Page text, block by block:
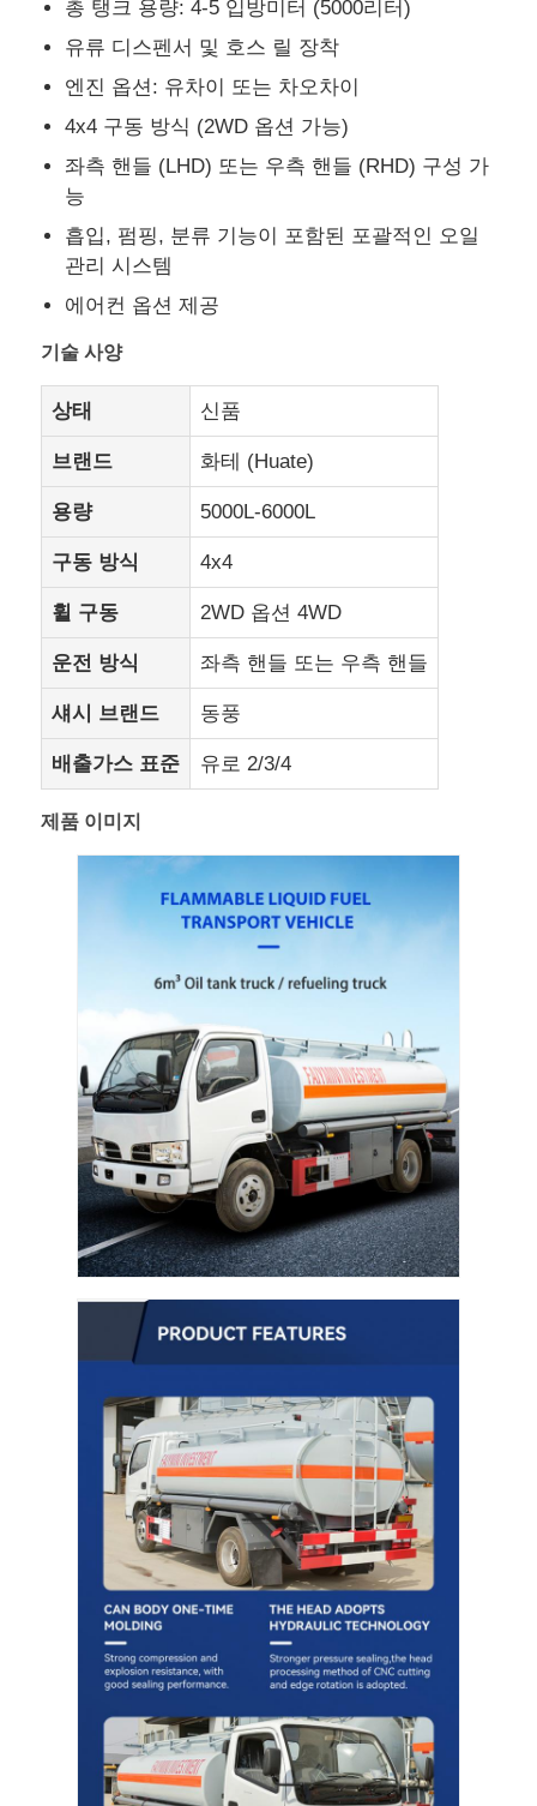
연료 유조선 트럭
ISO (국제 표준화 기구) 탱크 용기
냉장 박스 트럭
하크 팔 쓰레기 트럭
특수 차량 부품
위생 전기 삼륜자동차
화물 트럭
총 탱크 용량: 4-5 입방미터 (5000리터)
유류 디스펜서 및 호스 릴 장착
엔진 옵션: 유차이 또는 차오차이
4x4 구동 방식 (2WD 옵션 가능)
좌측 핸들 (LHD) 또는 우측 핸들 (RHD) 구성 가
능
흡입, 펌핑, 분류 기능이 포함된 포괄적인 오일
관리 시스템
에어컨 옵션 제공
기술 사양
상태 신품
브랜드 화테 (Huate)
용량 5000L-6000L
구동 방식 4x4
휠 구동 2WD 옵션 4WD
운전 방식 좌측 핸들 또는 우측 핸들
섀시 브랜드 동풍
배출가스 표준 유로 2/3/4
제품 이미지